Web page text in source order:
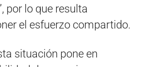
por lo que resulta
el esfuerzo compartido.
situación pone en